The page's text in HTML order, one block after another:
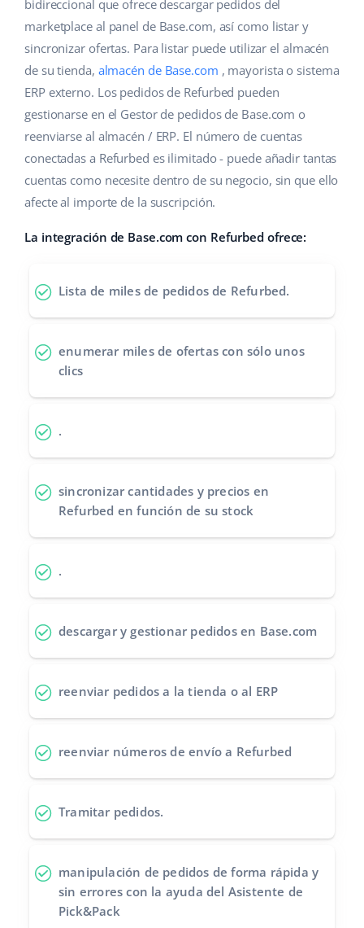
Gestión de envíos
Automatizaciones
Base Connect
IA para e-commerce
Hogar y jardinería
Productos infantiles
Electrónica
Piezas de automóviles
Supermercado
Salud y belleza
Moda
Ayuda
Base Academy
Blog
Servicios
Implementación de sistemas
Auditoría de cuentas
Calculadora de beneficios
Cooperación y socios
english (US)
english (GB)
english (IN)
čeština
deutsch
Ελληνικά
español (AR)
Français
Italiano
中文
bidireccional que ofrece descargar pedidos del
marketplace al panel de Base.com, así como listar y
sincronizar ofertas. Para listar puede utilizar el almacén
de su tienda, almacén de Base.com , mayorista o sistema
ERP externo. Los pedidos de Refurbed pueden
gestionarse en el Gestor de pedidos de Base.com o
reenviarse al almacén / ERP. El número de cuentas
conectadas a Refurbed es ilimitado - puede añadir tantas
cuentas como necesite dentro de su negocio, sin que ello
afecte al importe de la suscripción.
La integración de Base.com con Refurbed ofrece:
Lista de miles de pedidos de Refurbed.
enumerar miles de ofertas con sólo unos
clics
.
sincronizar cantidades y precios en
Refurbed en función de su stock
.
descargar y gestionar pedidosen Base.com
reenviar pedidos a la tienda o al ERP
reenviar números de envío a Refurbed
Tramitar pedidos.
manipulación de pedidos de forma rápida y
sin errores con la ayuda del Asistente de
Pick&Pack